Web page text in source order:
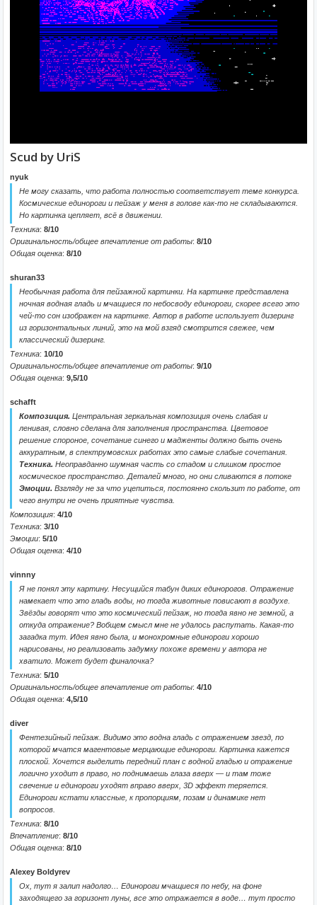
Scud by UriS
nyuk
Не могу сказать, что работа полностью соответствует теме конкурса.
Космические единороги и пейзаж у меня в голове как-то не складываются.
Но картинка цепляет, всё в движении.
Техника: 8/10
Оригинальность/общее впечатление от работы: 8/10
Общая оценка: 8/10
shuran33
Необычная работа для пейзажной картинки. На картинке представлена
ночная водная гладь и мчащиеся по небосводу единороги, скорее всего это
чей-то сон изображен на картинке. Автор в работе использует дизеринг
из горизонтальных линий, это на мой взгяд смотрится свежее, чем
классический дизеринг.
Техника: 10/10
Оригинальность/общее впечатление от работы: 9/10
Общая оценка: 9,5/10
schafft
Композиция. Центральная зеркальная композиция очень слабая и
ленивая, словно сделана для заполнения пространства. Цветовое
решение спороное, сочетание синего и мадженты должно быть очень
аккуратным, в спектрумовских работах это самые слабые сочетания.
Техника. Неоправданно шумная часть со стадом и слишком простое
космическое пространство. Деталей много, но они сливаются в потоке
Эмоции. Взгляду не за что уцепиться, постоянно скользит по работе, от
чего внутри не очень приятные чувства.
Композиция: 4/10
Техника: 3/10
Эмоции: 5/10
Общая оценка: 4/10
vinnny
Я не понял эту картину. Несущийся табун диких единорогов. Отражение
намекает что это гладь воды, но тогда животные повисают в воздухе.
Звёзды говорят что это космический пейзаж, но тогда явно не земной, а
откуда отражение? Вобщем смысл мне не удалось распутать. Какая-то
загадка тут. Идея явно была, и монохромные единороги хорошо
нарисованы, но реализовать задумку похоже времени у автора не
хватило. Может будет финалочка?
Техника: 5/10
Оригинальность/общее впечатление от работы: 4/10
Общая оценка: 4,5/10
diver
Фентезийный пейзаж. Видимо это водна гладь с отражением звезд, по
которой мчатся магентовые мерцающие единороги. Картинка кажется
плоской. Хочется выделить передний план с водной гладью и отражение
логично уходит в право, но поднимаешь глаза вверх — и там тоже
свечение и единороги уходят вправо вверх, 3D эффект теряется.
Единороги кстати классные, к пропорциям, позам и динамике нет
вопросов.
Техника: 8/10
Впечатление: 8/10
Общая оценка: 8/10
Alexey Boldyrev
Ох, тут я залип надолго… Единороги мчащиеся по небу, на фоне
заходящего за горизонт луны, все это отражается в воде… тут просто